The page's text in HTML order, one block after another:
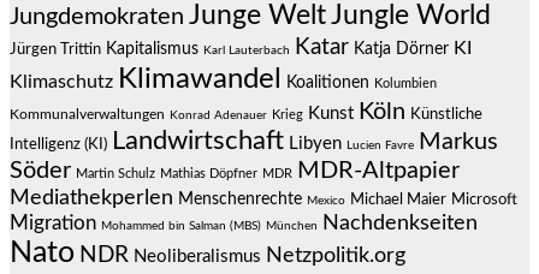
Jungdemokraten Junge WeltJungle World
Jürgen Trittin Kapitalismus Karl Lauterbach Katar Katja Dörner KI
Klimaschutz Klimawandel Koalitionen Kolumbien
Kommunalverwaltungen Konrad Adenauer Krieg Kunst Köln Künstliche
Intelligenz (KI) Landwirtschaft Libyen Lucien Favre
Markus
Söder Martin Schulz Mathias Döpfner MDR MDR-Altpapier
Mediathekperlen Menschenrechte Mexico Michael Maier Microsoft
Migration Mohammed bin Salman (MBS) München Nachdenkseiten
Nato NDR Neoliberalismus Netzpolitik.org